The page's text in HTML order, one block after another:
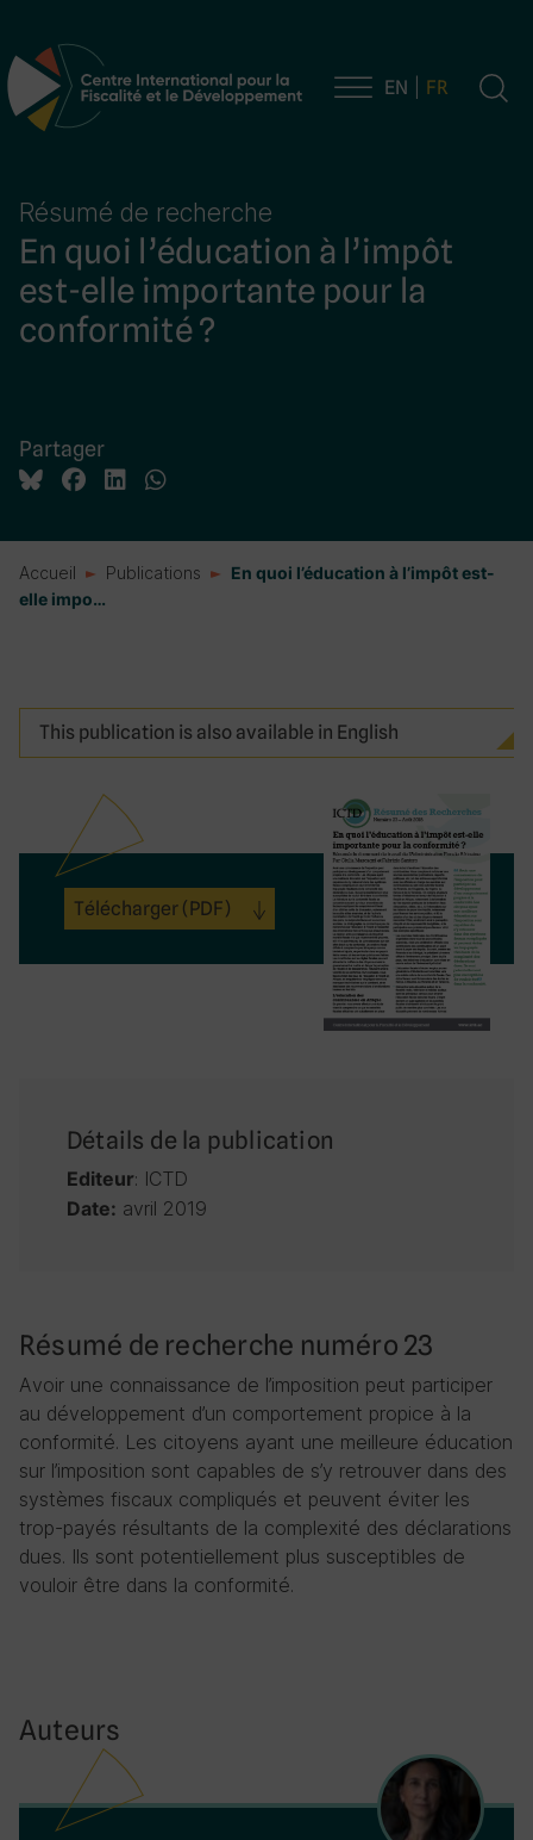
Navigation principale EN FR
Résumé de recherche
En quoi l’éducation à l’impôt
est-elle importante pour la
conformité ?
Partager
Accueil Publications
En quoi l’éducation à l’impôt est-
elle impo…
Résumé de recherche numéro 23
Avoir une connaissance de l’imposition peut participer
au développement d’un comportement propice à la
conformité. Les citoyens ayant une meilleure éducation
sur l’imposition sont capables de s’y retrouver dans des
systèmes fiscaux compliqués et peuvent éviter les
trop-payés résultants de la complexité des déclarations
dues. Ils sont potentiellement plus susceptibles de
vouloir être dans la conformité.
Auteurs
This publication is also available in English
Télécharger (PDF)
Détails de la publication
Editeur: ICTD
Date: avril 2019